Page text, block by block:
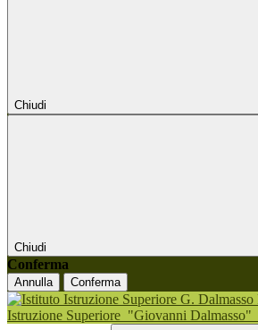
Chiudi
Chiudi
Conferma
Annulla Conferma
Istruzione Superiore "Giovanni Dalmasso"